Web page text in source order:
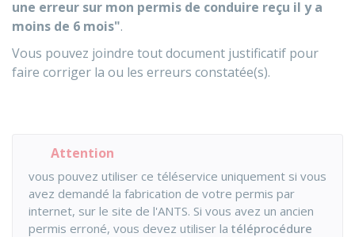
une erreur sur mon permis de conduire reçu il y a
moins de 6 mois".
Vous pouvez joindre tout document justificatif pour
faire corriger la ou les erreurs constatée(s).
Attention
vous pouvez utiliser ce téléservice uniquement si vous
avez demandé la fabrication de votre permis par
internet, sur le site de l'ANTS. Si vous avez un ancien
permis erroné, vous devez utiliser la téléprocédure